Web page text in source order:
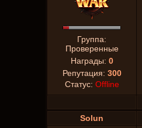
Группа:
Проверенные
Награды: 0
Репутация: 300
Статус: Offline
Solun